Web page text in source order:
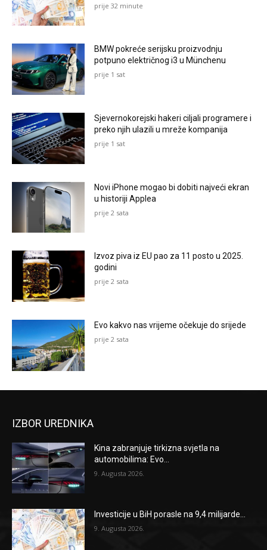
prije 32 minute
BMW pokreće serijsku proizvodnju
potpuno električnog i3 u Münchenu
prije 1 sat
Sjevernokorejski hakeri ciljali programere i
preko njih ulazili u mreže kompanija
prije 1 sat
Novi iPhone mogao bi dobiti najveći ekran
u historiji Applea
prije 2 sata
Izvoz piva iz EU pao za 11 posto u 2025.
godini
prije 2 sata
Evo kakvo nas vrijeme očekuje do srijede
prije 2 sata
IZBOR UREDNIKA
Kina zabranjuje tirkizna svjetla na
automobilima: Evo...
9. Augusta 2026.
Investicije u BiH porasle na 9,4 milijarde...
9. Augusta 2026.